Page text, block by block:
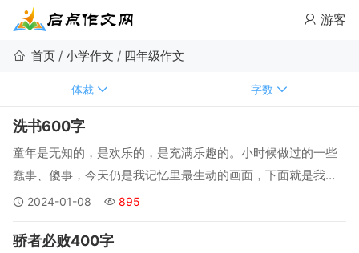
游客
首页 / 小学作文 / 四年级作文
体裁 字数
洗书600字
童年是无知的，是欢乐的，是充满乐趣的。小时候做过的一些
蠢事、傻事，今天仍是我记忆里最生动的画面，下面就是我的
一次美妙的经历。那是我四岁那年，我最心爱的《娃娃画报》
了，直到最后，我才从妈妈的床底下给翻了出来，因为在床底
2024-01-08 895
骄者必败400字